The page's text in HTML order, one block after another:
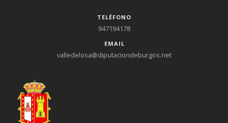
TELÉFONO
947194178
EMAIL
valledelosa@diputaciondeburgos.net